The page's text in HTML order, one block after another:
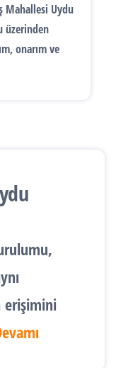
Mahallesi Uydu
üzerinden
onarım ve
,
erişimini